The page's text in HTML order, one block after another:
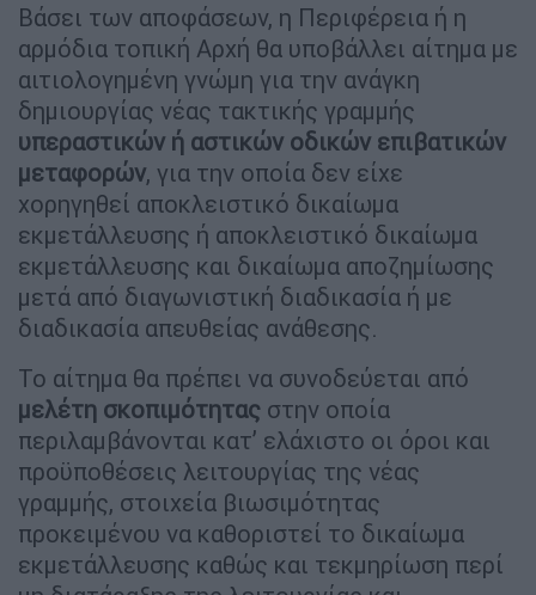
Βάσει των αποφάσεων, η Περιφέρεια ή η
αρμόδια τοπική Αρχή θα υποβάλλει αίτημα με
αιτιολογημένη γνώμη για την ανάγκη
δημιουργίας νέας τακτικής γραμμής
υπεραστικών ή αστικών οδικών επιβατικών
μεταφορών, για την οποία δεν είχε
χορηγηθεί αποκλειστικό δικαίωμα
εκμετάλλευσης ή αποκλειστικό δικαίωμα
εκμετάλλευσης και δικαίωμα αποζημίωσης
μετά από διαγωνιστική διαδικασία ή με
διαδικασία απευθείας ανάθεσης.
Το αίτημα θα πρέπει να συνοδεύεται από
μελέτη σκοπιμότητας στην οποία
περιλαμβάνονται κατ’ ελάχιστο οι όροι και
προϋποθέσεις λειτουργίας της νέας
γραμμής, στοιχεία βιωσιμότητας
προκειμένου να καθοριστεί το δικαίωμα
εκμετάλλευσης καθώς και τεκμηρίωση περί